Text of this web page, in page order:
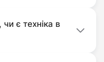
є техніка в